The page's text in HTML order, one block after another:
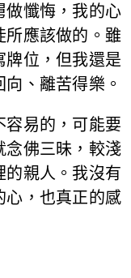
做懺悔，我的心
所應該做的。雖
牌位，但我還是
、離苦得樂。
容易的，可能要
念佛三昧，較淺
的親人。我沒有
心，也真正的感